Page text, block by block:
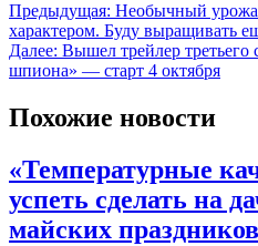
Предыдущая: Необычный
характером. Буду выращивать
Далее: Вышел трейлер третьего
шпиона» — старт 4 октября
Похожие новости
«Температурные
успеть сделать на
майских праздников